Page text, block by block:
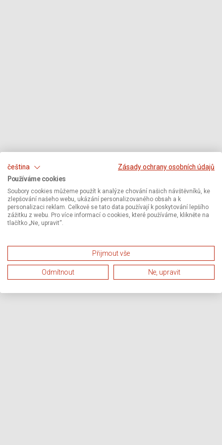
čeština
Zásady ochrany osobních údajů
Používáme cookies
Soubory cookies můžeme použít k analýze chování našich návštěvníků, ke
zlepšování našeho webu, ukázání personalizovaného obsah a k
personalizaci reklam. Celkově se tato data používají k poskytování lepšího
zážitku z webu. Pro více informací o cookies, které používáme, klikněte na
tlačítko „Ne, upravit“.
Přijmout vše
Odmítnout Ne, upravit